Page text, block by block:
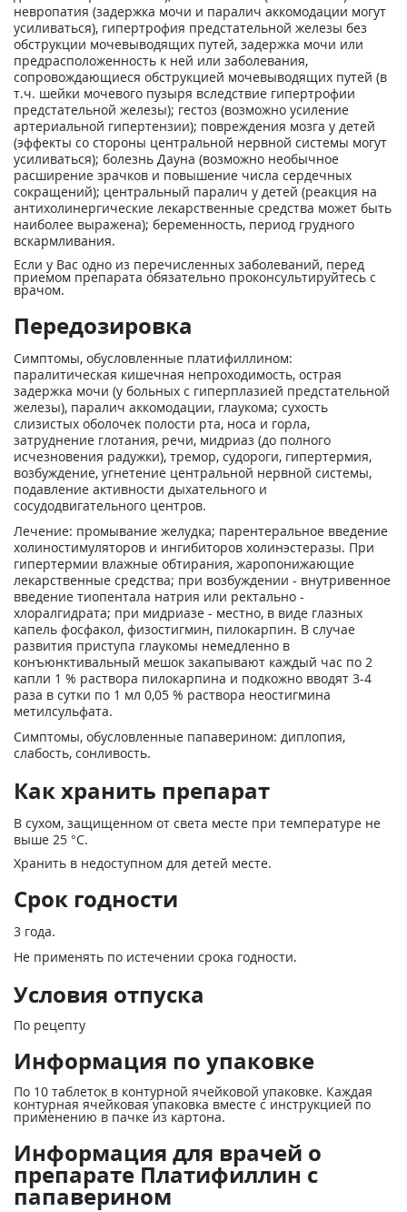
невропатия (задержка мочи и паралич аккомодации могут
усиливаться), гипертрофия предстательной железы без
обструкции мочевыводящих путей, задержка мочи или
предрасположенность к ней или заболевания,
сопровождающиеся обструкцией мочевыводящих путей (в
т.ч. шейки мочевого пузыря вследствие гипертрофии
предстательной железы); гестоз (возможно усиление
артериальной гипертензии); повреждения мозга у детей
(эффекты со стороны центральной нервной системы могут
усиливаться); болезнь Дауна (возможно необычное
расширение зрачков и повышение числа сердечных
сокращений); центральный паралич у детей (реакция на
антихолинергические лекарственные средства может быть
наиболее выражена); беременность, период грудного
вскармливания.
Если у Вас одно из перечисленных заболеваний, перед
приемом препарата обязательно проконсультируйтесь с
врачом.
Передозировка
Симптомы, обусловленные платифиллином:
паралитическая кишечная непроходимость, острая
задержка мочи (у больных с гиперплазией предстательной
железы), паралич аккомодации, глаукома; сухость
слизистых оболочек полости рта, носа и горла,
затруднение глотания, речи, мидриаз (до полного
исчезновения радужки), тремор, судороги, гипертермия,
возбуждение, угнетение центральной нервной системы,
подавление активности дыхательного и
сосудодвигательного центров.
Лечение: промывание желудка; парентеральное введение
холиностимуляторов и ингибиторов холинэстеразы. При
гипертермии влажные обтирания, жаропонижающие
лекарственные средства; при возбуждении - внутривенное
введение тиопентала натрия или ректально -
хлоралгидрата; при мидриазе - местно, в виде глазных
капель фосфакол, физостигмин, пилокарпин. В случае
развития приступа глаукомы немедленно в
конъюнктивальный мешок закапывают каждый час по 2
капли 1 % раствора пилокарпина и подкожно вводят 3-4
раза в сутки по 1 мл 0,05 % раствора неостигмина
метилсульфата.
Симптомы, обусловленные папаверином: диплопия,
слабость, сонливость.
Как хранить препарат
В сухом, защищенном от света месте при температуре не
выше 25 °С.
Хранить в недоступном для детей месте.
Срок годности
3 года.
Не применять по истечении срока годности.
Условия отпуска
По рецепту
Информация по упаковке
По 10 таблеток в контурной ячейковой упаковке. Каждая
контурная ячейковая упаковка вместе с инструкцией по
применению в пачке из картона.
Информация для врачей о
препарате Платифиллин с
папаверином